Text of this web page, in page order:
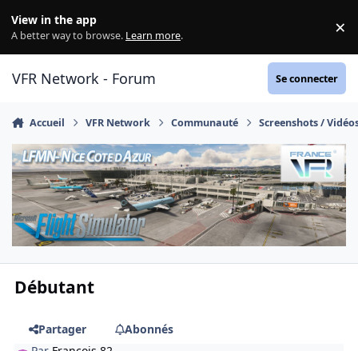
View in the app
A better way to browse. Learn more. ×
VFR Network - Forum Se connecter
Accueil VFR Network Communauté Screenshots /
Débutant
Partager
Abonnés